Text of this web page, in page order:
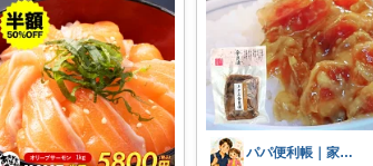
パパ便利帳｜家族のお買い物日記